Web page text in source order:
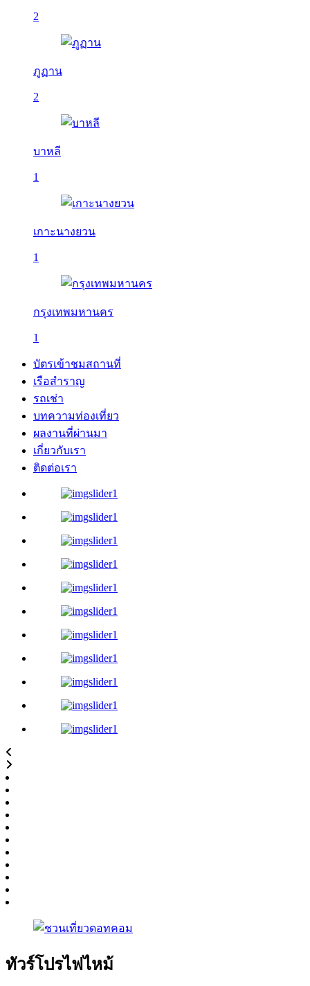
2
ภูฏาน
2
บาหลี
1
เกาะนางยวน
1
กรุงเทพมหานคร
1
บัตรเข้าชมสถานที่
เรือสำราญ
รถเช่า
บทความท่องเที่ยว
ผลงานที่ผ่านมา
เกี่ยวกับเรา
ติดต่อเรา
ทัวร์โปรไฟไหม้